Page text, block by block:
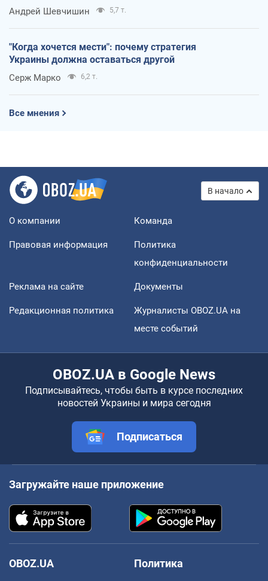
Андрей Шевчишин 5,7 т.
"Когда хочется мести": почему стратегия
Украины должна оставаться другой
Серж Марко 6,2 т.
Все мнения
В начало
О компании Команда
Правовая информация
Политика
конфиденциальности
Реклама на сайте Документы
Редакционная политика
Журналисты OBOZ.UA на
месте событий
OBOZ.UA в Google News
Подписывайтесь, чтобы быть в курсе последних
новостей Украины и мира сегодня
Подписаться
Загружайте наше приложение
OBOZ.UA
Политика